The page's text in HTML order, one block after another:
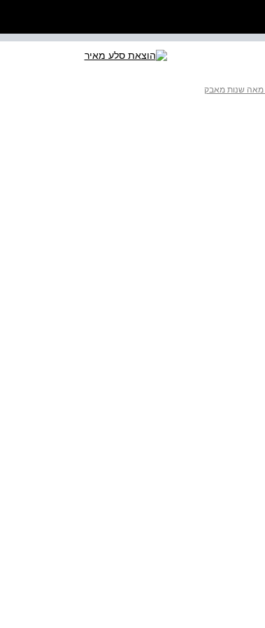
מאה שנות מאבק